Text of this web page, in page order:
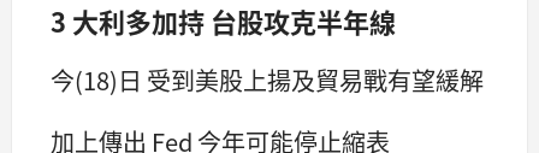
3 大利多加持 台股攻克半年線
今(18)日 受到美股上揚及貿易戰有望緩解
加上傳出 Fed 今年可能停止縮表